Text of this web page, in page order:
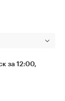
за 12:00,